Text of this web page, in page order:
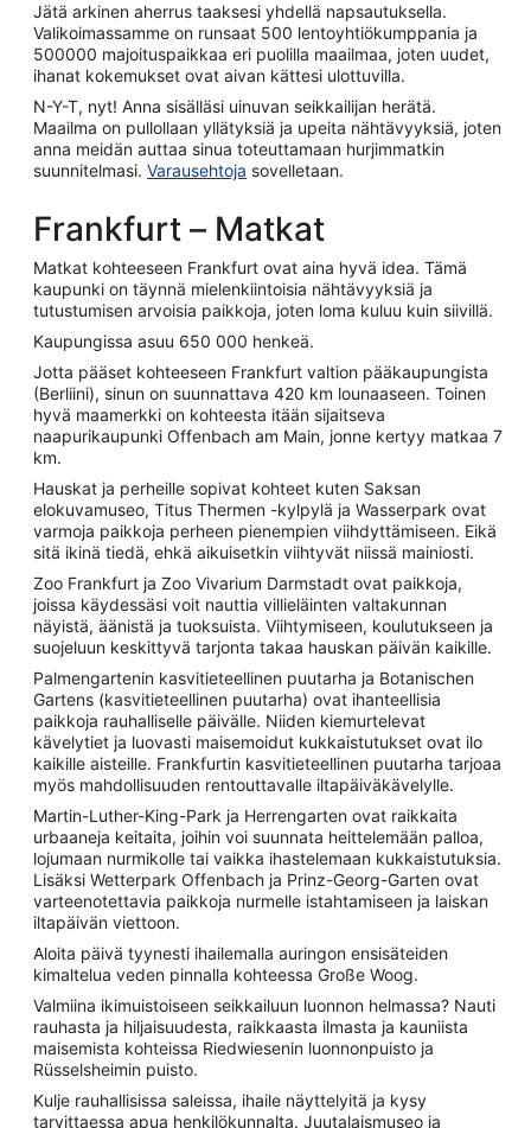
Jätä arkinen aherrus taaksesi yhdellä napsautuksella.
Valikoimassamme on runsaat 500 lentoyhtiökumppania ja
500000 majoituspaikkaa eri puolilla maailmaa, joten uudet,
ihanat kokemukset ovat aivan kättesi ulottuvilla.
N-Y-T, nyt! Anna sisälläsi uinuvan seikkailijan herätä.
Maailma on pullollaan yllätyksiä ja upeita nähtävyyksiä, joten
anna meidän auttaa sinua toteuttamaan hurjimmatkin
suunnitelmasi. Varausehtoja sovelletaan.
Frankfurt – Matkat
Matkat kohteeseen Frankfurt ovat aina hyvä idea. Tämä
kaupunki on täynnä mielenkiintoisia nähtävyyksiä ja
tutustumisen arvoisia paikkoja, joten loma kuluu kuin siivillä.
Kaupungissa asuu 650 000 henkeä.
Jotta pääset kohteeseen Frankfurt valtion pääkaupungista
(Berliini), sinun on suunnattava 420 km lounaaseen. Toinen
hyvä maamerkki on kohteesta itään sijaitseva
naapurikaupunki Offenbach am Main, jonne kertyy matkaa 7
km.
Hauskat ja perheille sopivat kohteet kuten Saksan
elokuvamuseo, Titus Thermen -kylpylä ja Wasserpark ovat
varmoja paikkoja perheen pienempien viihdyttämiseen. Eikä
sitä ikinä tiedä, ehkä aikuisetkin viihtyvät niissä mainiosti.
Zoo Frankfurt ja Zoo Vivarium Darmstadt ovat paikkoja,
joissa käydessäsi voit nauttia villieläinten valtakunnan
näyistä, äänistä ja tuoksuista. Viihtymiseen, koulutukseen ja
suojeluun keskittyvä tarjonta takaa hauskan päivän kaikille.
Palmengartenin kasvitieteellinen puutarha ja Botanischen
Gartens (kasvitieteellinen puutarha) ovat ihanteellisia
paikkoja rauhalliselle päivälle. Niiden kiemurtelevat
kävelytiet ja luovasti maisemoidut kukkaistutukset ovat ilo
kaikille aisteille. Frankfurtin kasvitieteellinen puutarha tarjoaa
myös mahdollisuuden rentouttavalle iltapäiväkävelylle.
Martin-Luther-King-Park ja Herrengarten ovat raikkaita
urbaaneja keitaita, joihin voi suunnata heittelemään palloa,
lojumaan nurmikolle tai vaikka ihastelemaan kukkaistutuksia.
Lisäksi Wetterpark Offenbach ja Prinz-Georg-Garten ovat
varteenotettavia paikkoja nurmelle istahtamiseen ja laiskan
iltapäivän viettoon.
Aloita päivä tyynesti ihailemalla auringon ensisäteiden
kimaltelua veden pinnalla kohteessa Große Woog.
Valmiina ikimuistoiseen seikkailuun luonnon helmassa? Nauti
rauhasta ja hiljaisuudesta, raikkaasta ilmasta ja kauniista
maisemista kohteissa Riedwiesenin luonnonpuisto ja
Rüsselsheimin puisto.
Kulje rauhallisissa saleissa, ihaile näyttelyitä ja kysy
tarvittaessa apua henkilökunnalta. Juutalaismuseo ja